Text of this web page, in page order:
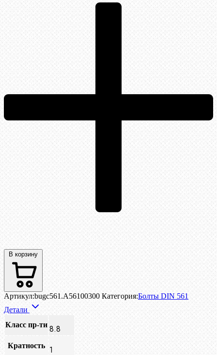
В корзину
Артикул:bugc561.A56100300 Категория:Болты DIN 561
Детали
Класс пр-ти 8.8
Кратность 1